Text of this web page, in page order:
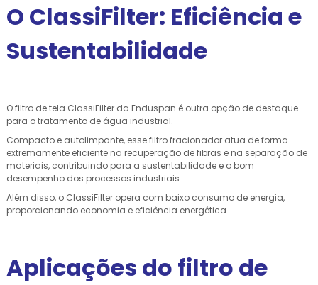
O ClassiFilter: Eficiência e
Sustentabilidade
O filtro de tela ClassiFilter da Enduspan é outra opção de destaque
para o tratamento de água industrial.
Compacto e autolimpante, esse filtro fracionador atua de forma
extremamente eficiente na recuperação de fibras e na separação de
materiais, contribuindo para a sustentabilidade e o bom
desempenho dos processos industriais.
Além disso, o ClassiFilter opera com baixo consumo de energia,
proporcionando economia e eficiência energética.
Aplicações do filtro de